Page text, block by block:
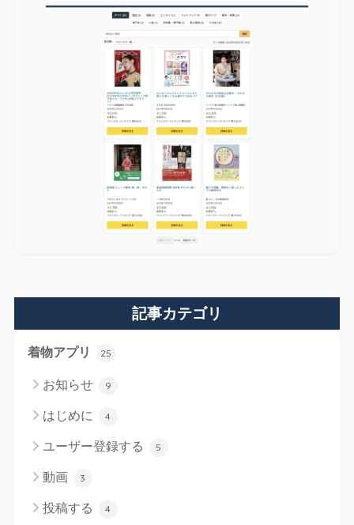
記事カテゴリ
着物アプリ 25
お知らせ 9
はじめに 4
ユーザー登録する 5
動画 3
投稿する 4